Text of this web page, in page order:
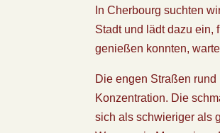
In Cherbourg suchten
Stadt und lädt dazu ein,
genießen konnten,
Die engen Straßen
Konzentration. Die
sich als schwieriger als